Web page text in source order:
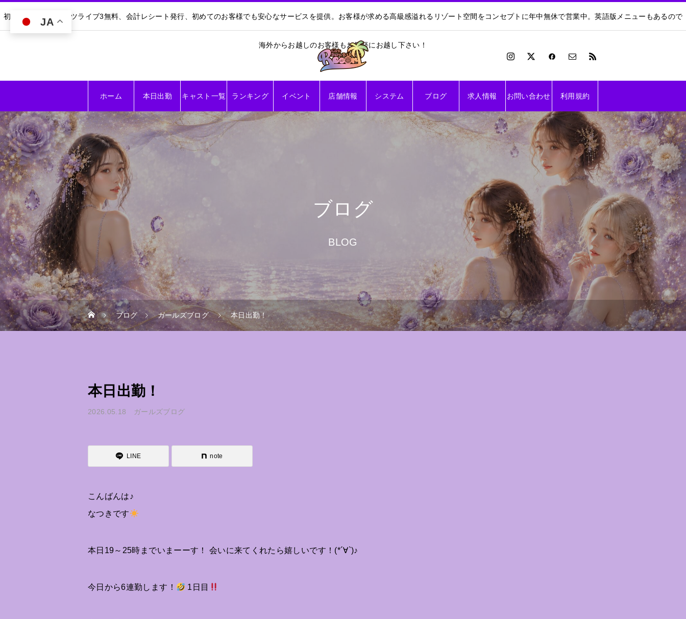
初回30分無料｜ダーツライブ3無料、会計レシート発行、初めてのお客様でも安心なサービスを提供。お客様が求める高級感溢れるリゾート空間をコンセプトに年中無休で営業中。英語版メニューもあるので
海外からお越しのお客様もお気軽にお越し下さい！
ホーム 本日出勤 キャスト一覧 ランキング イベント 店舗情報 システム ブログ 求人情報 お問い合わせ 利用規約
ブログ
BLOG
ブログ ガールズブログ 本日出勤！
本日出勤！
2026.05.18 ガールズブログ
LINE note
こんばんは♪
なつきです
本日19～25時までいまーーす！ 会いに来てくれたら嬉しいです！(*´∀`)♪
今日から6連勤します！ 1日目
JA